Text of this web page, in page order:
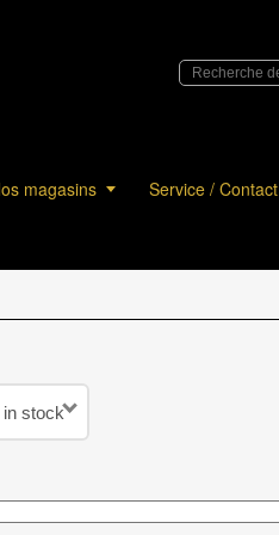
magasins Service / Contact
in stock